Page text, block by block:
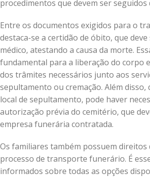
procedimentos que devem ser seguidos
Entre os documentos exigidos para o
destaca-se a certidão de óbito, que
médico, atestando a causa da morte.
fundamental para a liberação do corpo
dos trâmites necessários junto aos
sepultamento ou cremação. Além disso,
local de sepultamento, pode haver
autorização prévia do cemitério, que
empresa funerária contratada.
Os familiares também possuem direitos
processo de transporte funerário. É
informados sobre todas as opções